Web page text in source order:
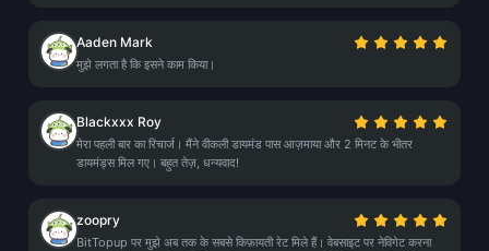
Aaden Mark
मुझे लगता है कि इसने काम किया।
Blackxxx Roy
मेरा पहली बार का रिचार्ज। मैंने वीकली डायमंड पास आज़माया और 2 मिनट के भीतर
डायमंड्स मिल गए। बहुत तेज़, धन्यवाद!
zoopry
BitTopup पर मुझे अब तक के सबसे किफ़ायती रेट मिले हैं। वेबसाइट पर नेविगेट करना